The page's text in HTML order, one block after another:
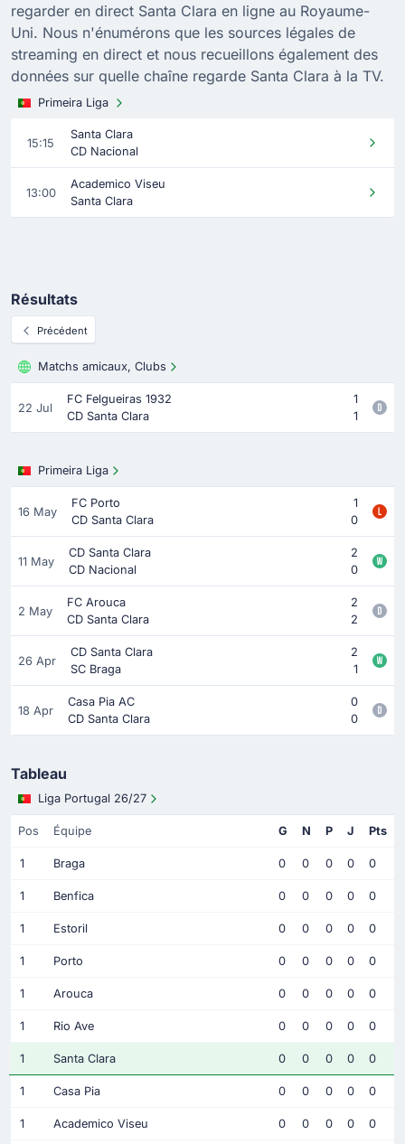
regarder en direct Santa Clara en ligne au Royaume-
Uni. Nous n'énumérons que les sources légales de
streaming en direct et nous recueillons également des
données sur quelle chaîne regarde Santa Clara à la TV.
Primeira Liga
15:15
Santa Clara
CD Nacional
13:00
Academico Viseu
Santa Clara
Résultats
Précédent
Matchs amicaux, Clubs
22 Jul
FC Felgueiras 1932
1
CD Santa Clara
1
Primeira Liga
16 May
FC Porto
1
CD Santa Clara
0
11 May
CD Santa Clara
2
CD Nacional
0
2 May
FC Arouca
2
CD Santa Clara
2
26 Apr
CD Santa Clara
2
SC Braga
1
18 Apr
Casa Pia AC
0
CD Santa Clara
0
Tableau
Liga Portugal 26/27
Pos Équipe G N P J Pts
1 Braga 0 0 0 0 0
1 Benfica 0 0 0 0 0
1 Estoril 0 0 0 0 0
1 Porto 0 0 0 0 0
1 Arouca 0 0 0 0 0
1 Rio Ave 0 0 0 0 0
1 Santa Clara 0 0 0 0 0
1 Casa Pia 0 0 0 0 0
1 Academico Viseu 0 0 0 0 0